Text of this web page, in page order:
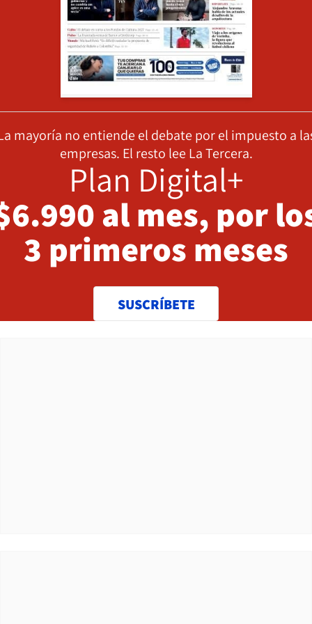
mayoría no entiende el debate por el impuesto a
empresas. El resto lee La Tercera.
Plan Digital+
al mes, por
3 primeros meses
SUSCRÍBETE